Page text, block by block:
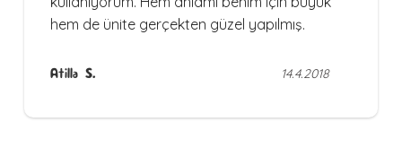
hem de ünite gerçekten güzel yapılmış.
Atilla S. 14.4.2018